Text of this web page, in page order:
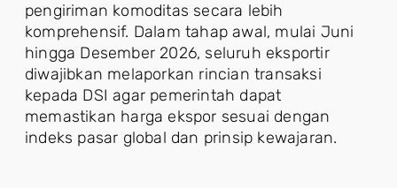
pengiriman komoditas secara lebih
komprehensif. Dalam tahap awal, mulai Juni
hingga Desember 2026, seluruh eksportir
diwajibkan melaporkan rincian transaksi
kepada DSI agar pemerintah dapat
memastikan harga ekspor sesuai dengan
indeks pasar global dan prinsip kewajaran.